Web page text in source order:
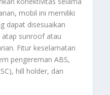
mobil ini memiliki
dapat disesuaikan
atap sunroof atau
Fitur keselamatan
pengereman ABS,
hill holder, dan